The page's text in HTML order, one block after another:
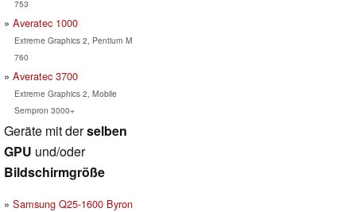
753
Averatec 1000
Extreme Graphics 2, Pentium M
760
Averatec 3700
Extreme Graphics 2, Mobile
Sempron 3000+
Geräte mit derselben
GPU und/oder
Bildschirmgröße
Samsung Q25-1600 Byron